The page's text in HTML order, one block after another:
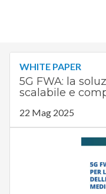
WHITE PAPER
5G FWA: la
scalabile e
22 Mag 2025